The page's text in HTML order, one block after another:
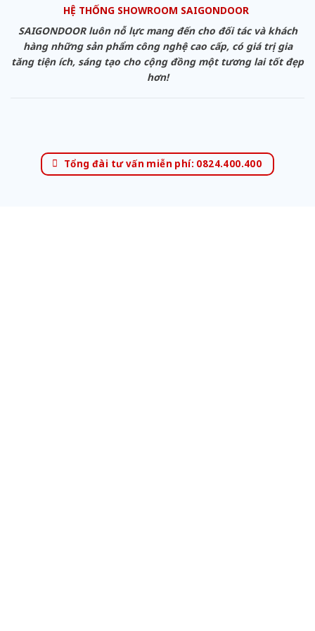
HỆ THỐNG SHOWROOM SAIGONDOOR
SAIGONDOOR luôn nỗ lực mang đến cho đối tác và khách
hàng những sản phẩm công nghệ cao cấp, có giá trị gia
tăng tiện ích, sáng tạo cho cộng đồng một tương lai tốt đẹp
hơn!
Tổng đài tư vấn miễn phí: 0824.400.400